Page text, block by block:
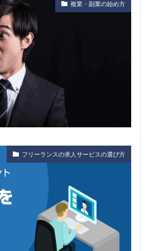
複業・副業の始め方
フリーランスの求人サービスの選び方